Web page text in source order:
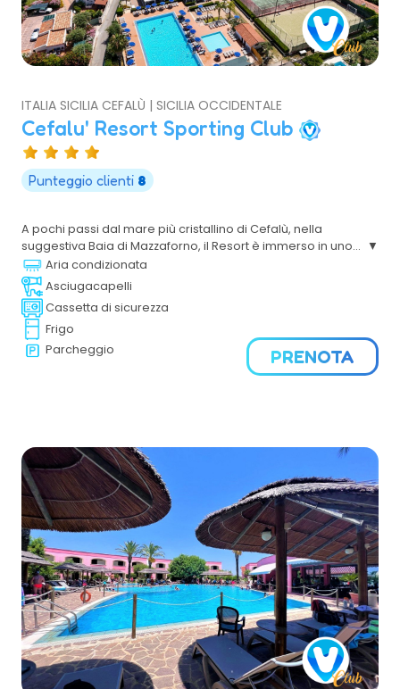
ITALIA SICILIA CEFALÙ | SICILIA OCCIDENTALE
Cefalu' Resort Sporting Club
Punteggio clienti 8
A pochi passi dal mare più cristallino di Cefalù, nella
suggestiva Baia di Mazzaforno, il Resort è immerso in uno
splendido giardino mediterraneo, un luogo speciale per
trascorrere le vacanze in coppia o con la propria famiglia.
Aria condizionata
Asciugacapelli
Cassetta di sicurezza
Frigo
Parcheggio
PRENOTA